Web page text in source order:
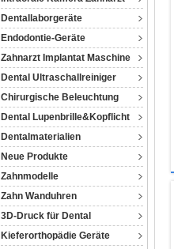
Dentallaborgeräte
Endodontie-Geräte
Zahnarzt Implantat Maschine
Dental Ultraschallreiniger
Chirurgische Beleuchtung
Dental Lupenbrille&Kopflicht
Dentalmaterialien
Neue Produkte
Zahnmodelle
Zahn Wanduhren
3D-Druck für Dental
Kieferorthopädie Geräte